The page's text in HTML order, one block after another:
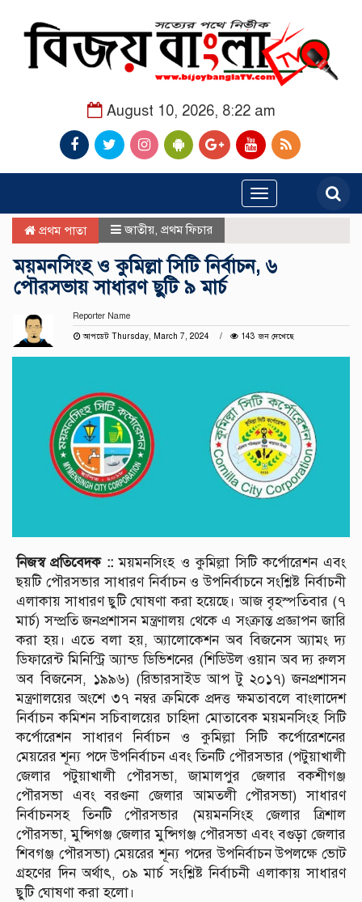
August 10, 2026, 8:22 am
Toggle
navigation
প্রথম পাতা জাতীয় প্রথম ফিচার
ময়মনসিংহ ও কুমিল্লা সিটি নির্বাচন, ৬
পৌরসভায় সাধারণ ছুটি ৯ মার্চ
Reporter Name
আপডেট Thursday, March 7, 2024
143 জন দেখেছে
নিজস্ব প্রতিবেদক :: ময়মনসিংহ ও কুমিল্লা সিটি কর্পোরেশন এবং
ছয়টি পৌরসভার সাধারণ নির্বাচন ও উপনির্বাচনে সংশ্লিষ্ট নির্বাচনী
এলাকায় সাধারণ ছুটি ঘোষণা করা হয়েছে। আজ বৃহস্পতিবার (৭
মার্চ) সম্প্রতি জনপ্রশাসন মন্ত্রণালয় থেকে এ সংক্রান্ত প্রজ্ঞাপন জারি
করা হয়। এতে বলা হয়, অ্যালোকেশন অব বিজনেস অ্যামং দ্য
ডিফারেন্ট মিনিস্ট্রি অ্যান্ড ডিভিশনের (শিডিউল ওয়ান অব দ্য রুলস
অব বিজনেস, ১৯৯৬) (রিভারসাইড আপ টু ২০১৭) জনপ্রশাসন
মন্ত্রণালয়ের অংশে ৩৭ নম্বর ক্রমিকে প্রদত্ত ক্ষমতাবলে বাংলাদেশ
নির্বাচন কমিশন সচিবালয়ের চাহিদা মোতাবেক ময়মনসিংহ সিটি
কর্পোরেশন সাধারণ নির্বাচন ও কুমিল্লা সিটি কর্পোরেশনের
মেয়রের শূন্য পদে উপনির্বাচন এবং তিনটি পৌরসভার (পটুয়াখালী
জেলার পটুয়াখালী পৌরসভা, জামালপুর জেলার বকশীগঞ্জ
পৌরসভা এবং বরগুনা জেলার আমতলী পৌরসভা) সাধারণ
নির্বাচনসহ তিনটি পৌরসভার (ময়মনসিংহ জেলার ত্রিশাল
পৌরসভা, মুন্সিগঞ্জ জেলার মুন্সিগঞ্জ পৌরসভা এবং বগুড়া জেলার
শিবগঞ্জ পৌরসভা) মেয়রের শূন্য পদের উপনির্বাচন উপলক্ষে ভোট
গ্রহণের দিন অর্থাৎ, ০৯ মার্চ সংশ্লিষ্ট নির্বাচনী এলাকায় সাধারণ
ছুটি ঘোষণা করা হলো।